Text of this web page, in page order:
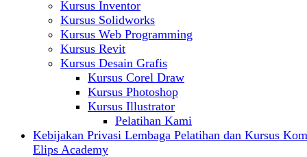
Kursus Inventor
Kursus Solidworks
Kursus Web Programming
Kursus Revit
Kursus Desain Grafis
Kursus Corel Draw
Kursus Photoshop
Kursus Illustrator
Pelatihan Kami
Kebijakan Privasi Lembaga Pelatihan dan Kursus
Elips Academy